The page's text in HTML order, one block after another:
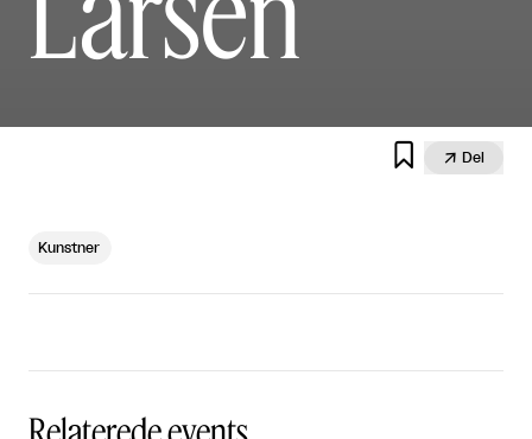
  Del
Kunstner
Relaterede events